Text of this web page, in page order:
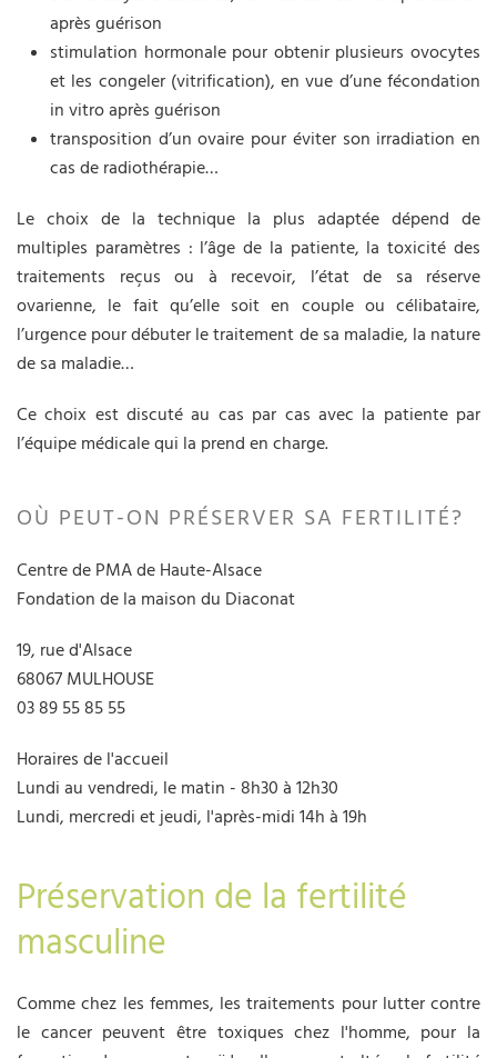
après guérison
stimulation hormonale pour obtenir plusieurs ovocytes
et les congeler (vitrification), en vue d’une fécondation
in vitro après guérison
transposition d’un ovaire pour éviter son irradiation en
cas de radiothérapie…
Le choix de la technique la plus adaptée dépend de
multiples paramètres : l’âge de la patiente, la toxicité des
traitements reçus ou à recevoir, l’état de sa réserve
ovarienne, le fait qu’elle soit en couple ou célibataire,
l’urgence pour débuter le traitement de sa maladie, la nature
de sa maladie…
Ce choix est discuté au cas par cas avec la patiente par
l’équipe médicale qui la prend en charge.
OÙ PEUT-ON PRÉSERVER SA FERTILITÉ?
Centre de PMA de Haute-Alsace
Fondation de la maison du Diaconat
19, rue d'Alsace
68067 MULHOUSE
03 89 55 85 55
Horaires de l'accueil
Lundi au vendredi, le matin - 8h30 à 12h30
Lundi, mercredi et jeudi, l'après-midi 14h à 19h
Préservation de la fertilité
masculine
Comme chez les femmes, les traitements pour lutter contre
le cancer peuvent être toxiques chez l'homme, pour la